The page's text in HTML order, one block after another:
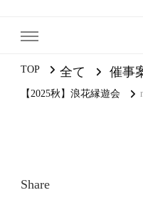
TOP 全て 催事
【2025秋】浪花縁遊会
Share